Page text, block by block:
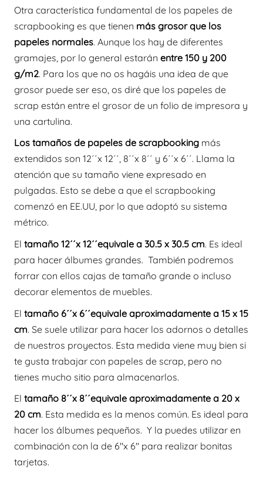
Otra característica fundamental de los papeles de
scrapbooking es que tienen más grosor que los
papeles normales. Aunque los hay de diferentes
gramajes, por lo general estarán entre 150 y 200
g/m2. Para los que no os hagáis una idea de que
grosor puede ser eso, os diré que los papeles de
scrap están entre el grosor de un folio de impresora y
una cartulina.
Los tamaños de papeles de scrapbooking más
extendidos son 12´´x 12´´, 8´´x 8´´ y 6´´x 6´´. Llama la
atención que su tamaño viene expresado en
pulgadas. Esto se debe a que el scrapbooking
comenzó en EE.UU, por lo que adoptó su sistema
métrico.
El tamaño 12´´x 12´´equivale a 30.5 x 30.5 cm. Es ideal
para hacer álbumes grandes. También podremos
forrar con ellos cajas de tamaño grande o incluso
decorar elementos de muebles.
El tamaño 6´´x 6´´equivale aproximadamente a 15 x 15
cm. Se suele utilizar para hacer los adornos o detalles
de nuestros proyectos. Esta medida viene muy bien si
te gusta trabajar con papeles de scrap, pero no
tienes mucho sitio para almacenarlos.
El tamaño 8´´x 8´´equivale aproximadamente a 20 x
20 cm. Esta medida es la menos común. Es ideal para
hacer los álbumes pequeños. Y la puedes utilizar en
combinación con la de 6″x 6″ para realizar bonitas
tarjetas.